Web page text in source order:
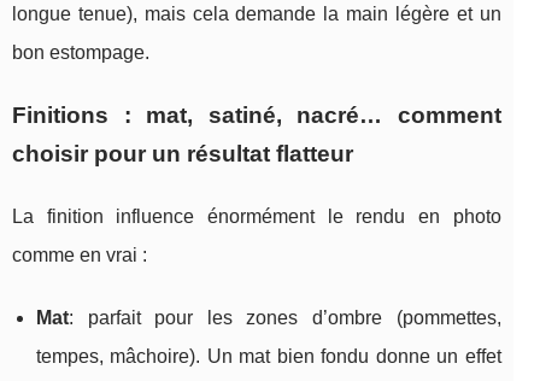
longue tenue), mais cela demande la main légère et un
bon estompage.
Finitions : mat, satiné, nacré… comment
choisir pour un résultat flatteur
La finition influence énormément le rendu en photo
comme en vrai :
Mat: parfait pour les zones d’ombre (pommettes,
tempes, mâchoire). Un mat bien fondu donne un effet